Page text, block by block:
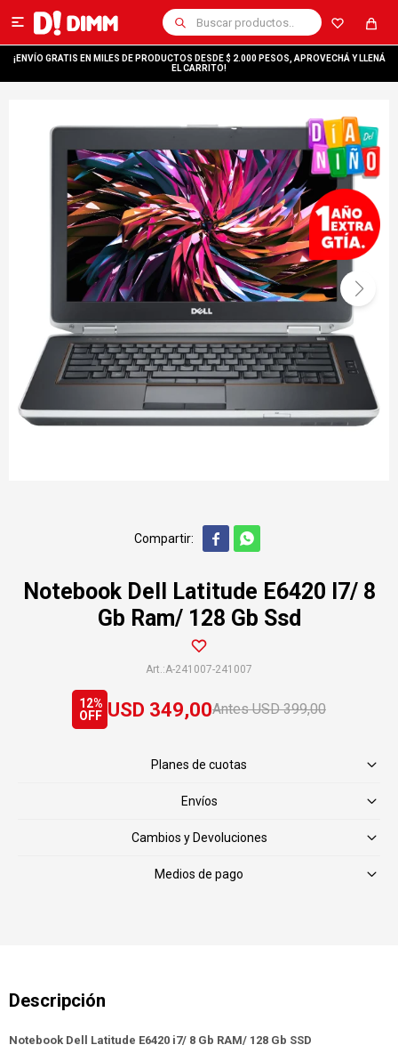

¡ENVÍO GRATIS EN MILES DE PRODUCTOS DESDE $ 2.000 PESOS, APROVECHÁ Y LLENÁ
EL CARRITO!
 
Notebook Dell Latitude E6420 I7/ 8
Gb Ram/ 128 Gb Ssd
A-241007-241007
USD 349,00 USD 399,00
12
Planes de cuotas
Envíos
Cambios y Devoluciones
Medios de pago
Notebook Dell Latitude E6420 i7/ 8 Gb RAM/ 128 Gb SSD